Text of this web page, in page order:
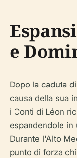
e
Dopo la caduta
causa della sua
i Conti di Léon
espandendole in
Durante l'Alto
punto di forza